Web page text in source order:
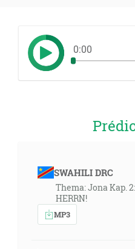
0:00
SWAHILI DRC
Thema: Jona Kap.
HERRN!
MP3